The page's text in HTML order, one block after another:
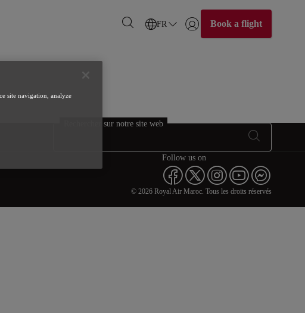
FR
Se connecter | S’inscrire)
Book a flight
Rechercher sur notre site web
Follow us on
© 2026 Royal Air Maroc. Tous les droits réservés
site navigation, analyze